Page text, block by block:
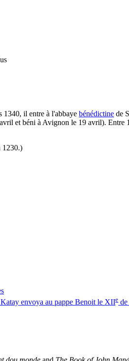
1340, il entre à l'abbaye bénédictine de
et béni à Avignon le 19 avril).
1230.)
Katay envoya au pappe Benoit le XIIe